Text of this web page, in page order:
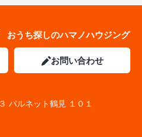
うち探しのハマノハウジング
お問い合わせ
パルネット鶴見 １０１